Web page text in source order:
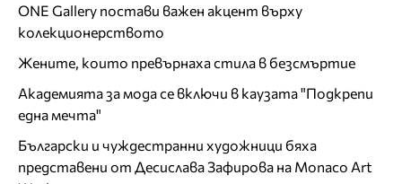
ONE Gallery постави важен акцент върху
колекционерството
Жените, които превърнаха стила в безсмъртие
Академията за мода се включи в каузата "Подкрепи
една мечта"
Български и чуждестранни художници бяха
представени от Десислава Зафирова на Monaco Art